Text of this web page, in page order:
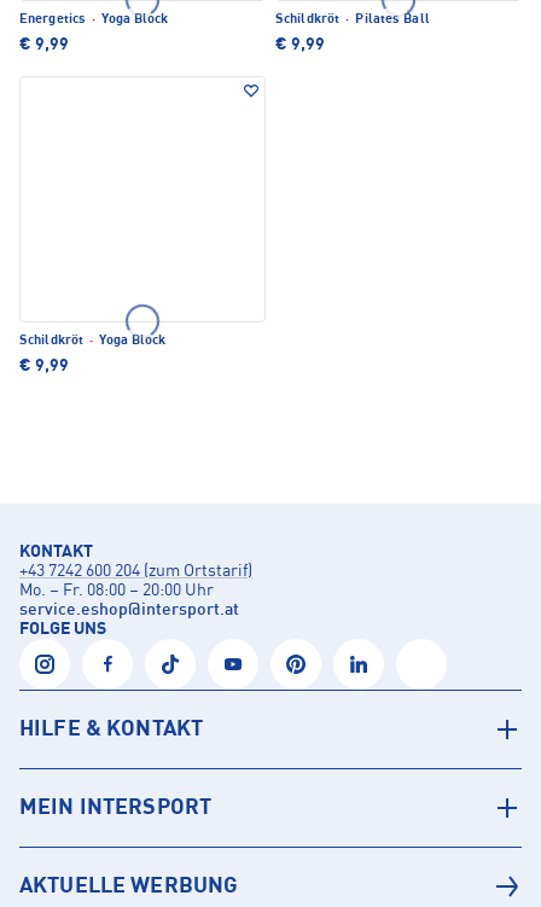
Energetics · Yoga Block
€ 9,99
Schildkröt · Pilates Ball
€ 9,99
Schildkröt · Yoga Block
€ 9,99
KONTAKT
+43 7242 600 204 (zum Ortstarif)
Mo. – Fr. 08:00 – 20:00 Uhr
service.eshop@intersport.at
FOLGE UNS
HILFE & KONTAKT
MEIN INTERSPORT
AKTUELLE WERBUNG